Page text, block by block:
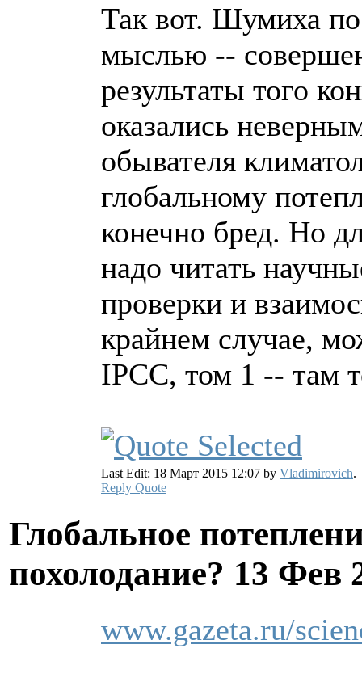
Так вот. Шумиха
мыслью --
результаты того
оказались
обывателя
глобальному
конечно бред. Но
надо читать
проверки и
крайнем случае,
IPCC, том 1 -- там
Last Edit: 18 Март 2015 12:07 by Vladimirovich.
Reply Quote
Глобальное
похолодание? 13 Фев
www.gazeta.ru/